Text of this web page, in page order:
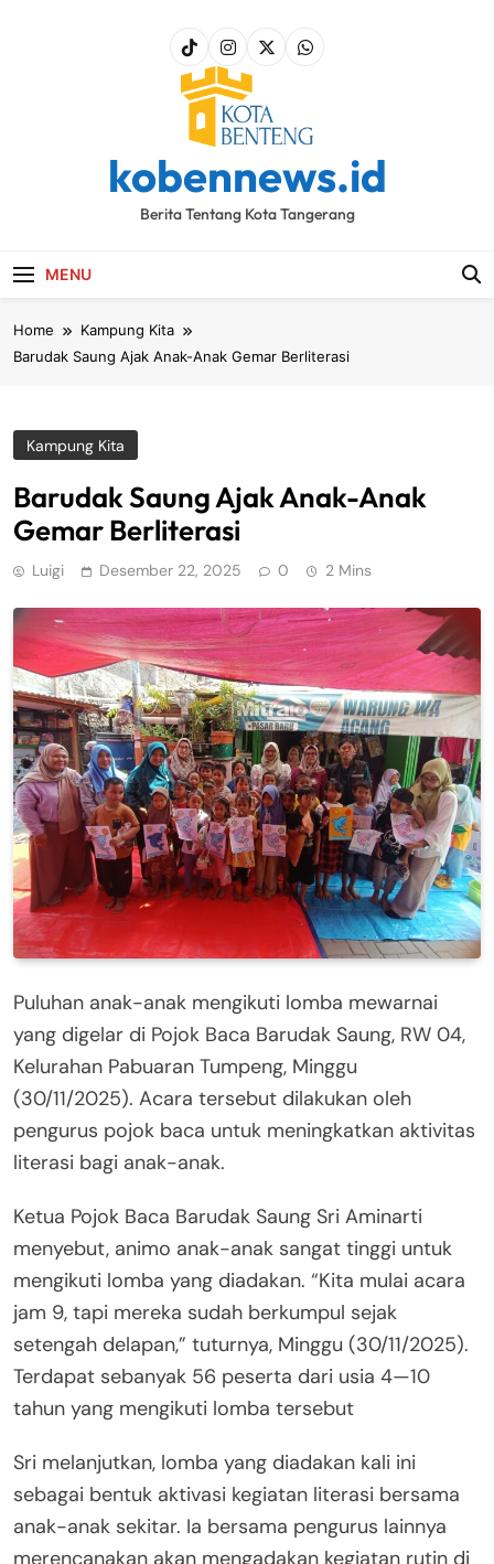
kobennews.id
Berita Tentang Kota Tangerang
MENU
Home
Kampung Kita
Barudak Saung Ajak Anak-Anak Gemar Berliterasi
Kampung Kita
Barudak Saung Ajak Anak-Anak
Gemar Berliterasi
Luigi Desember 22, 2025 0 2 Mins
Puluhan anak-anak mengikuti lomba mewarnai
yang digelar di Pojok Baca Barudak Saung, RW 04,
Kelurahan Pabuaran Tumpeng, Minggu
(30/11/2025). Acara tersebut dilakukan oleh
pengurus pojok baca untuk meningkatkan aktivitas
literasi bagi anak-anak.
Ketua Pojok Baca Barudak Saung Sri Aminarti
menyebut, animo anak-anak sangat tinggi untuk
mengikuti lomba yang diadakan. “Kita mulai acara
jam 9, tapi mereka sudah berkumpul sejak
setengah delapan,” tuturnya, Minggu (30/11/2025).
Terdapat sebanyak 56 peserta dari usia 4—10
tahun yang mengikuti lomba tersebut
Sri melanjutkan, lomba yang diadakan kali ini
sebagai bentuk aktivasi kegiatan literasi bersama
anak-anak sekitar. Ia bersama pengurus lainnya
merencanakan akan mengadakan kegiatan rutin di